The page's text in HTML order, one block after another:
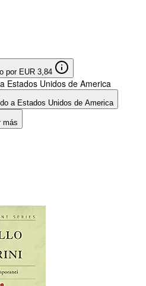
por EUR 3,84
Estados Unidos de America
a Estados Unidos de America
más